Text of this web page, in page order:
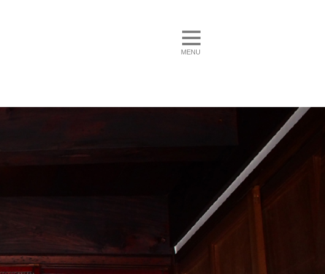
toggle navigation
MENU